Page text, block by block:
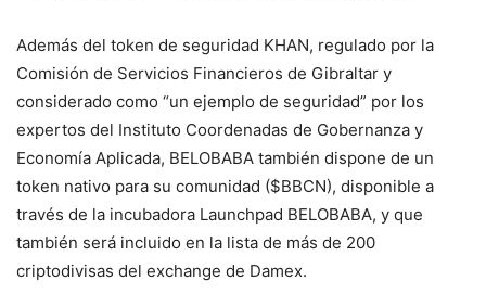
Además del token de seguridad KHAN, regulado por la
Comisión de Servicios Financieros de Gibraltar y
considerado como “un ejemplo de seguridad” por los
expertos del Instituto Coordenadas de Gobernanza y
Economía Aplicada, BELOBABA también dispone de un
token nativo para su comunidad ($BBCN), disponible a
través de la incubadora Launchpad BELOBABA, y que
también será incluido en la lista de más de 200
criptodivisas del exchange de Damex.